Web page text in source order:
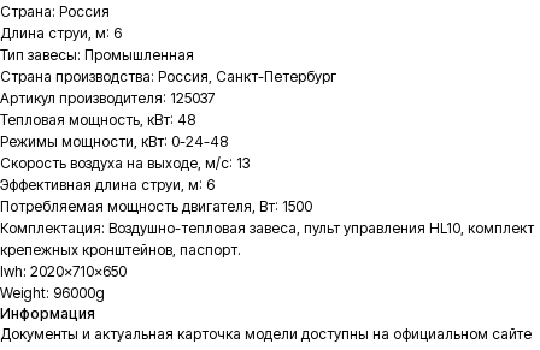
Страна: Россия
Длина струи, м: 6
Тип завесы: Промышленная
Страна производства: Россия, Санкт-Петербург
Артикул производителя: 125037
Тепловая мощность, кВт: 48
Режимы мощности, кВт: 0-24-48
Скорость воздуха на выходе, м/с: 13
Эффективная длина струи, м: 6
Потребляемая мощность двигателя, Вт: 1500
Комплектация: Воздушно-тепловая завеса, пульт управления HL10, комплект
крепежных кронштейнов, паспорт.
lwh: 2020x710x650
Weight: 96000g
Информация
Документы и актуальная карточка модели доступны на официальном сайте